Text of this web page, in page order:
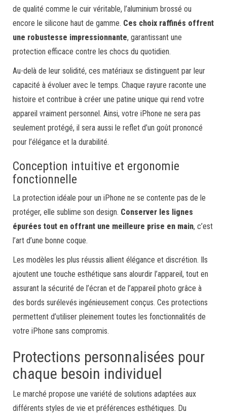
de qualité comme le cuir véritable, l’aluminium brossé ou
encore le silicone haut de gamme. Ces choix raffinés offrent
une robustesse impressionnante, garantissant une
protection efficace contre les chocs du quotidien.
Au-delà de leur solidité, ces matériaux se distinguent par leur
capacité à évoluer avec le temps. Chaque rayure raconte une
histoire et contribue à créer une patine unique qui rend votre
appareil vraiment personnel. Ainsi, votre iPhone ne sera pas
seulement protégé, il sera aussi le reflet d’un goût prononcé
pour l’élégance et la durabilité.
Conception intuitive et ergonomie
fonctionnelle
La protection idéale pour un iPhone ne se contente pas de le
protéger, elle sublime son design. Conserver les lignes
épurées tout en offrant une meilleure prise en main, c’est
l’art d’une bonne coque.
Les modèles les plus réussis allient élégance et discrétion. Ils
ajoutent une touche esthétique sans alourdir l’appareil, tout en
assurant la sécurité de l’écran et de l’appareil photo grâce à
des bords surélevés ingénieusement conçus. Ces protections
permettent d’utiliser pleinement toutes les fonctionnalités de
votre iPhone sans compromis.
Protections personnalisées pour
chaque besoin individuel
Le marché propose une variété de solutions adaptées aux
différents styles de vie et préférences esthétiques. Du